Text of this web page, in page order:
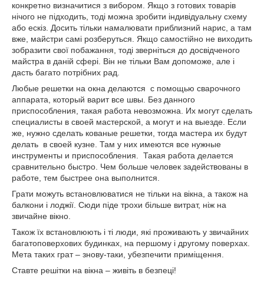
конкретно визначитися з вибором. Якщо з готових товарів
нічого не підходить, тоді можна зробити індивідуальну схему
або ескіз. Досить тільки намалювати приблизний нарис, а там
вже, майстри самі розберуться. Якщо самостійно не виходить
зобразити свої побажання, тоді зверніться до досвідченого
майстра в даній сфері. Він не тільки Вам допоможе, але і
дасть багато потрібних рад.
Любые решетки на окна делаются с помощью сварочного
аппарата, который варит все швы. Без данного
приспособления, такая работа невозможна. Их могут сделать
специалисты в своей мастерской, а могут и на выезде. Если
же, нужно сделать кованые решетки, тогда мастера их будут
делать в своей кузне. Там у них имеются все нужные
инструменты и приспособления. Такая работа делается
сравнительно быстро. Чем больше человек задействованы в
работе, тем быстрее она выполнится.
Грати можуть встановлюватися не тільки на вікна, а також на
балкони і лоджії. Сюди піде трохи більше витрат, ніж на
звичайне вікно.
Також їх встановлюють і ті люди, які проживають у звичайних
багатоповерхових будинках, на першому і другому поверхах.
Мета таких грат – знову-таки, убезпечити приміщення.
Ставте решітки на вікна – живіть в безпеці!